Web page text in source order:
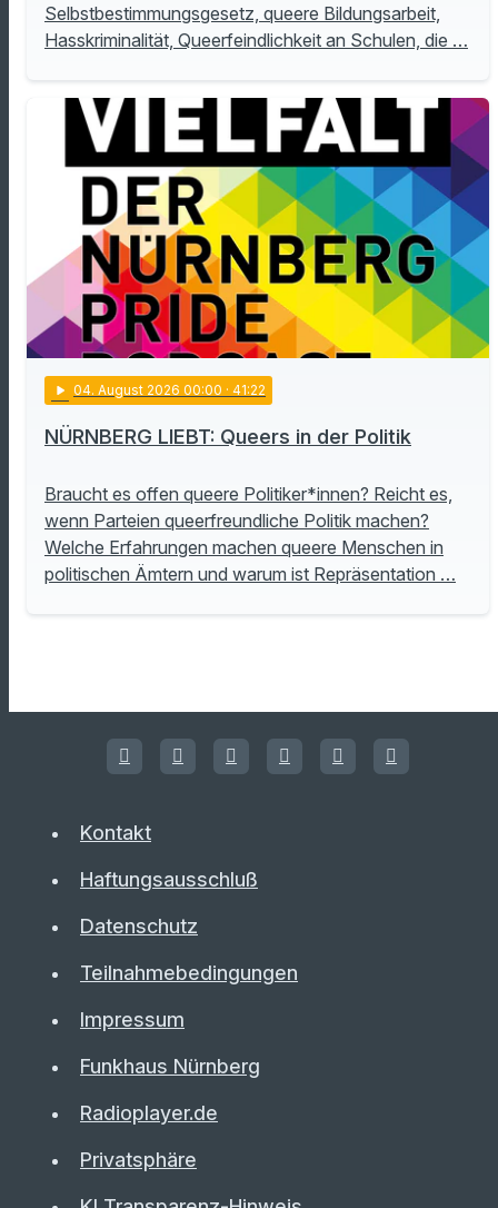
Selbstbestimmungsgesetz, queere Bildungsarbeit,
Hasskriminalität, Queerfeindlichkeit an Schulen, die …
play_arrow 04. August 2026 00:00 · 41:22
NÜRNBERG LIEBT: Queers in der Politik
Braucht es offen queere Politiker*innen? Reicht es,
wenn Parteien queerfreundliche Politik machen?
Welche Erfahrungen machen queere Menschen in
politischen Ämtern und warum ist Repräsentation …
Kontakt
Haftungsausschluß
Datenschutz
Teilnahmebedingungen
Impressum
Funkhaus Nürnberg
Radioplayer.de
Privatsphäre